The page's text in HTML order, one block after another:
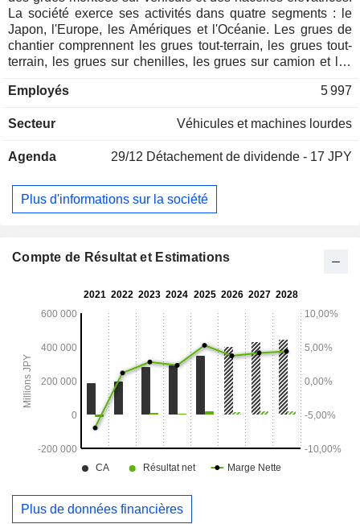
La société exerce ses activités dans quatre segments : le
Japon, l'Europe, les Amériques et l'Océanie. Les grues de
chantier comprennent les grues tout-terrain, les grues tout-
terrain, les grues sur chenilles, les grues sur camion et les
comprennent les grues de manutention, les transporteurs de
élévatrices comprennent les plates-formes élévatrices, les
surélevés d'inspection des routes et des ponts, les véhicules
comprennent les pièces détachées, les réparations, les
véhicules d'occasion et les élévateurs.
Employés 5 997
Secteur Véhicules et machines lourdes
Agenda 29/12 Détachement de dividende - 17 JPY
Plus d'informations sur la société
Compte de Résultat et Estimations
Plus de données financières